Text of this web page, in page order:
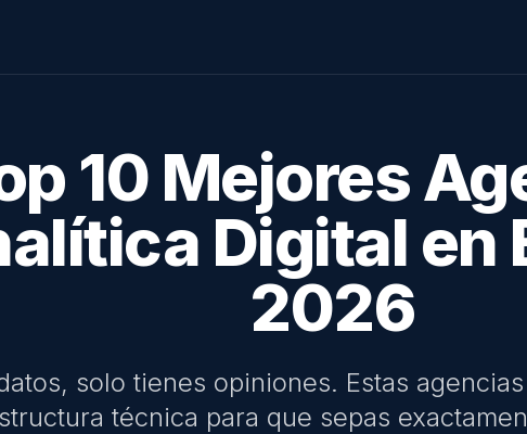
10 Mejores
Digital en
2026
solo tienes opiniones. Estas
técnica para que sepas